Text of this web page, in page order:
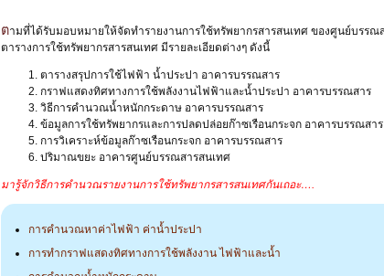
ตามที่ได้รับมอบหมายให้จัดทำรายงานการใช้ทรัพยากรสารสนเทศ ของศูนย์บรรณสารนั้น เพื่อให้สอดคล้องกับยุทธศาสตร์ของศูนย์บรรณสารสนเทศ ในการอนุรักษ์พลังงาน ใน
ตารางการใช้ทรัพยากรสารสนเทศ มีรายละเอียดต่างๆ ดังนี้
1. ตารางสรุปการใช้ไฟฟ้า น้ำประปา อาคารบรรณสาร
2. กราฟแสดงทิศทางการใช้พลังงานไฟฟ้าและน้ำประปา อาคารบรรณสาร
3. วิธีการคำนวณน้ำหนักกระดาษ อาคารบรรณสาร
4. ข้อมูลการใช้ทรัพยากรและการปลดปล่อยก๊าซเรือนกระจก อาคารบรรณสาร
5. การวิเคราะห์ข้อมูลก๊าซเรือนกระจก อาคารบรรณสาร
6. ปริมาณขยะ อาคารศูนย์บรรณสารสนเทศ
มารู้จักวิธีการคำนวณรายงานการใช้ทรัพยากรสารสนเทศกันเถอะ….
การคำนวณหาค่าไฟฟ้า ค่าน้ำประปา
การทำกราฟแสดงทิศทางการใช้พลังงาน ไฟฟ้าและน้ำ